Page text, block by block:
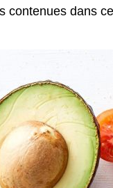
contenues dans